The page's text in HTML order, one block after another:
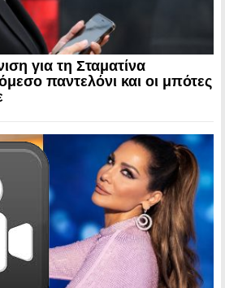
για τη Σταματίνα
παντελόνι και οι μπότες